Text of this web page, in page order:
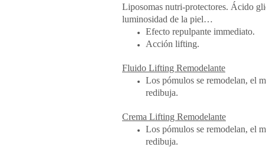
Liposomas nutri-protectores. Ácido
luminosidad de la piel…
Efecto repulpante immediato.
Acción lifting.
Fluido Lifting Remodelante
Los pómulos se remodelan, el
redibuja.
Crema Lifting Remodelante
Los pómulos se remodelan, el
redibuja.